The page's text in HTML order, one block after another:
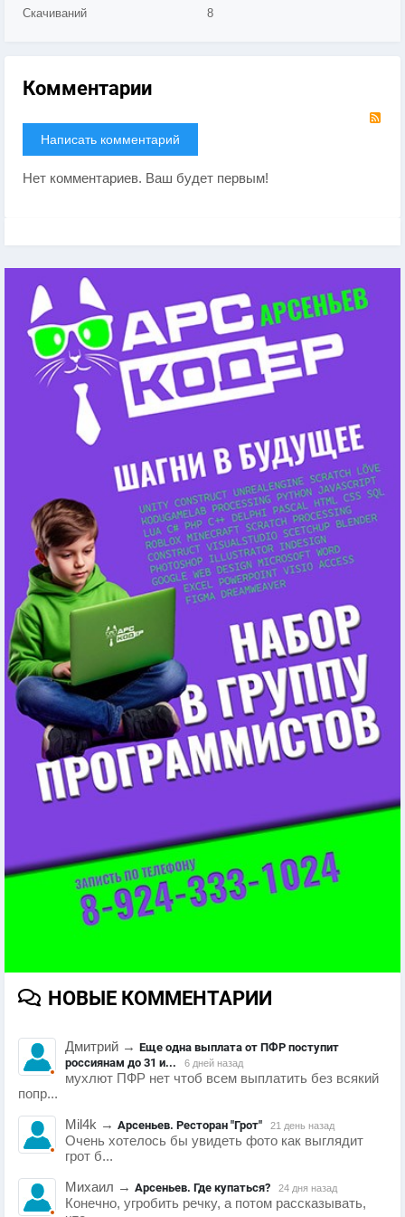
Скачиваний 8
Комментарии
Написать комментарий
Нет комментариев. Ваш будет первым!
НОВЫЕ КОММЕНТАРИИ
Дмитрий → Еще одна выплата от ПФР поступит
россиянам до 31 и...
6 дней назад
мухлют ПФР нет чтоб всем выплатить без всякий
попр...
Mil4k → Арсеньев. Ресторан "Грот" 21 день назад
Очень хотелось бы увидеть фото как выглядит
грот б...
Михаил → Арсеньев. Где купаться? 24 дня назад
Конечно, угробить речку, а потом рассказывать,